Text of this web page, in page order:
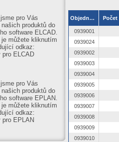
Objednací číslo Počet
0939001
0939024
0939002
0939003
0939004
0939005
0939006
0939007
0939008
0939009
0939010
pro Vás
našich produktů do
software ELCAD.
můžete kliknutím
odkaz:
pro ELCAD
pro Vás
našich produktů do
software EPLAN.
můžete kliknutím
odkaz:
pro EPLAN